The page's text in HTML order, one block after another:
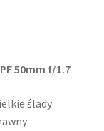
50mm f/1.7
ślady